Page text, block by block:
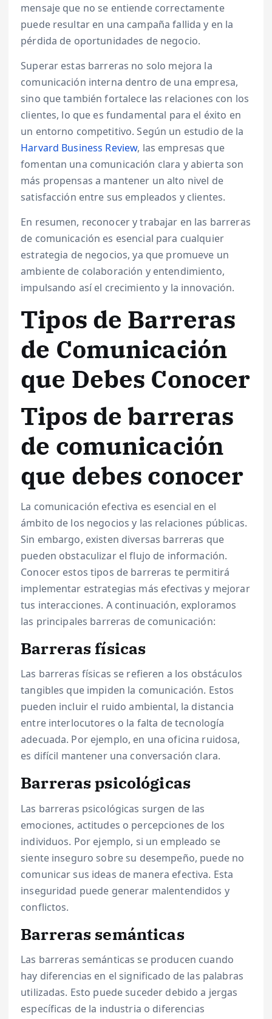
mensaje que no se entiende correctamente
puede resultar en una campaña fallida y en la
pérdida de oportunidades de negocio.
Superar estas barreras no solo mejora la
comunicación interna dentro de una empresa,
sino que también fortalece las relaciones con los
clientes, lo que es fundamental para el éxito en
un entorno competitivo. Según un estudio de la
Harvard Business Review, las empresas que
fomentan una comunicación clara y abierta son
más propensas a mantener un alto nivel de
satisfacción entre sus empleados y clientes.
En resumen, reconocer y trabajar en las barreras
de comunicación es esencial para cualquier
estrategia de negocios, ya que promueve un
ambiente de colaboración y entendimiento,
impulsando así el crecimiento y la innovación.
Tipos de Barreras
de Comunicación
que Debes Conocer
Tipos de barreras
de comunicación
que debes conocer
La comunicación efectiva es esencial en el
ámbito de los negocios y las relaciones públicas.
Sin embargo, existen diversas barreras que
pueden obstaculizar el flujo de información.
Conocer estos tipos de barreras te permitirá
implementar estrategias más efectivas y mejorar
tus interacciones. A continuación, exploramos
las principales barreras de comunicación:
Barreras físicas
Las barreras físicas se refieren a los obstáculos
tangibles que impiden la comunicación. Estos
pueden incluir el ruido ambiental, la distancia
entre interlocutores o la falta de tecnología
adecuada. Por ejemplo, en una oficina ruidosa,
es difícil mantener una conversación clara.
Barreras psicológicas
Las barreras psicológicas surgen de las
emociones, actitudes o percepciones de los
individuos. Por ejemplo, si un empleado se
siente inseguro sobre su desempeño, puede no
comunicar sus ideas de manera efectiva. Esta
inseguridad puede generar malentendidos y
conflictos.
Barreras semánticas
Las barreras semánticas se producen cuando
hay diferencias en el significado de las palabras
utilizadas. Esto puede suceder debido a jergas
específicas de la industria o diferencias